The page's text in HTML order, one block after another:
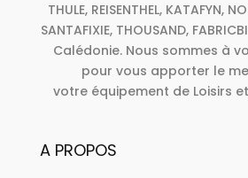
THULE, REISENTHEL, KATAFYN,
SANTAFIXIE, THOUSAND,
Calédonie. Nous sommes à
pour vous apporter le
votre équipement de Loisirs
A PROPOS